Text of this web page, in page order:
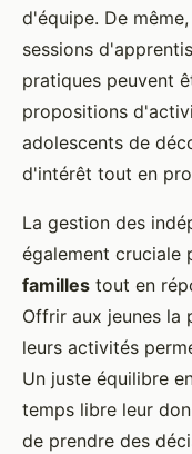
d'équipe. De
sessions
pratiques peuvent
propositions
adolescents de
d'intérêt tout en
La gestion des
également cruciale
familles tout en
Offrir aux jeunes la
leurs activités
Un juste équilibre
temps libre leur
de prendre des